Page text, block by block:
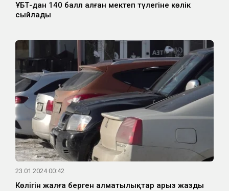
ҰБТ-дан 140 балл алған мектеп түлегіне көлік
сыйлады
23.01.2024 00:42
Көлігін жалға берген алматылықтар арыз жазды